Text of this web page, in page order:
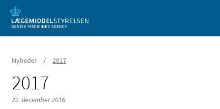
Mobil visning
Nyheder / 2017
2017
22. december 2016